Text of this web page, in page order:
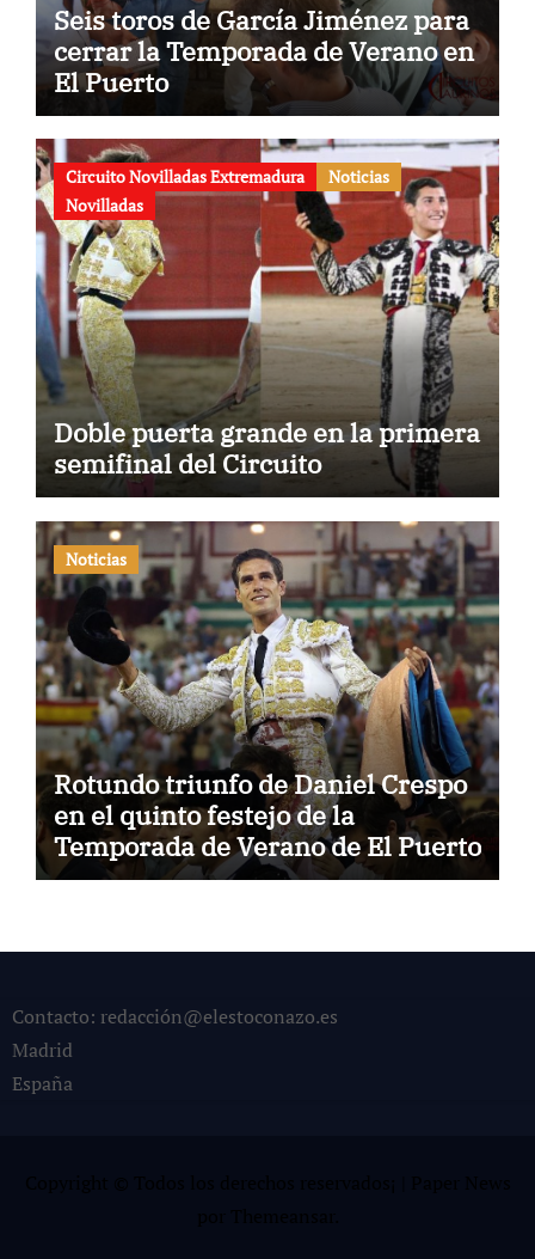
Seis toros de García Jiménez para
cerrar la Temporada de Verano en
El Puerto
Circuito Novilladas Extremadura
Noticias
Novilladas
Doble puerta grande en la primera
semifinal del Circuito
Noticias
Rotundo triunfo de Daniel Crespo
en el quinto festejo de la
Temporada de Verano de El Puerto
Contacto: redacción@elestoconazo.es
Madrid
España